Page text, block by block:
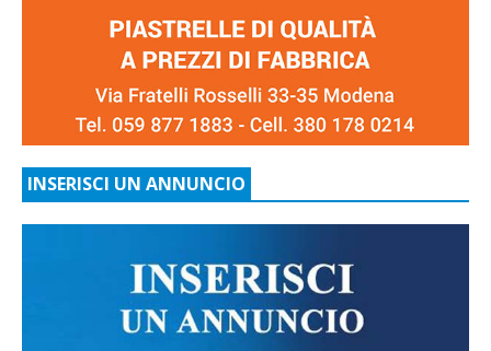
INSERISCI UN ANNUNCIO